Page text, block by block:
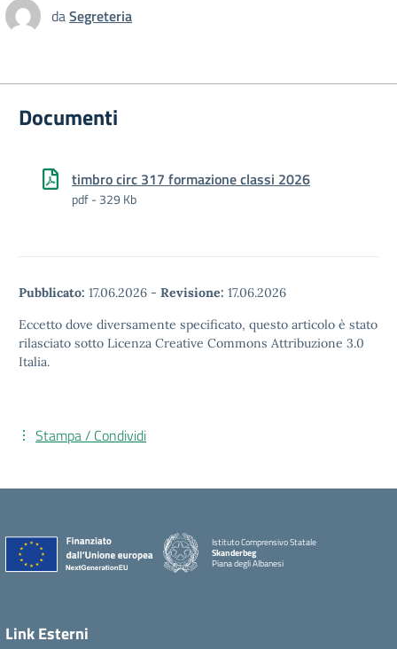
daSegreteria
Documenti
timbro circ 317 formazione classi 2026
pdf - 329 Kb
Pubblicato: 17.06.2026 - Revisione: 17.06.2026
Eccetto dove diversamente specificato, questo articolo è stato
rilasciato sotto Licenza Creative Commons Attribuzione 3.0
Italia.
Stampa / Condividi
Istituto Comprensivo Statale
Skanderbeg
Piana degli Albanesi
Link Esterni